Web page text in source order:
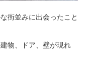
街並みに出会ったこと
物、ドア、壁が現れ